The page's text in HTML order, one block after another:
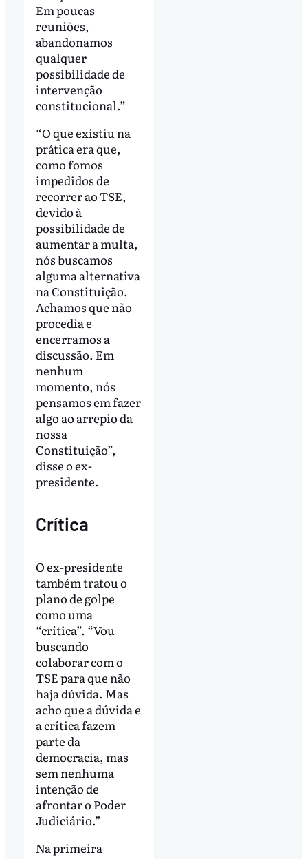
Em poucas
reuniões,
abandonamos
qualquer
possibilidade de
intervenção
constitucional.”
“O que existiu na
prática era que,
como fomos
impedidos de
recorrer ao TSE,
devido à
possibilidade de
aumentar a multa,
nós buscamos
alguma alternativa
na Constituição.
Achamos que não
procedia e
encerramos a
discussão. Em
nenhum
momento, nós
pensamos em fazer
algo ao arrepio da
nossa
Constituição”,
disse o ex-
presidente.
Crítica
O ex-presidente
também tratou o
plano de golpe
como uma
“crítica”. “Vou
buscando
colaborar com o
TSE para que não
haja dúvida. Mas
acho que a dúvida e
a crítica fazem
parte da
democracia, mas
sem nenhuma
intenção de
afrontar o Poder
Judiciário.”
Na primeira